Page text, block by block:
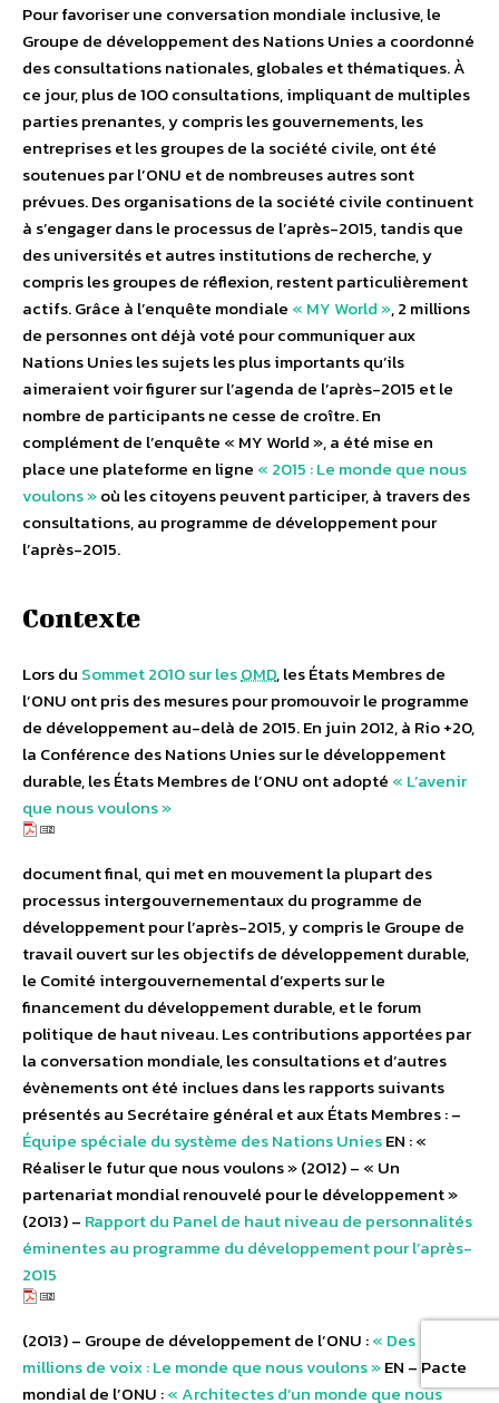
Pour favoriser une conversation mondiale inclusive, le
Groupe de développement des Nations Unies a coordonné
des consultations nationales, globales et thématiques. À
ce jour, plus de 100 consultations, impliquant de multiples
parties prenantes, y compris les gouvernements, les
entreprises et les groupes de la société civile, ont été
soutenues par l’ONU et de nombreuses autres sont
prévues. Des organisations de la société civile continuent
à s’engager dans le processus de l’après-2015, tandis que
des universités et autres institutions de recherche, y
compris les groupes de réflexion, restent particulièrement
actifs. Grâce à l’enquête mondiale « MY World », 2 millions
de personnes ont déjà voté pour communiquer aux
Nations Unies les sujets les plus importants qu’ils
aimeraient voir figurer sur l’agenda de l’après-2015 et le
nombre de participants ne cesse de croître. En
complément de l’enquête « MY World », a été mise en
place une plateforme en ligne « 2015 : Le monde que nous
voulons »où les citoyens peuvent participer, à travers des
consultations, au programme de développement pour
l’après-2015.
Contexte
Lors du Sommet 2010 sur lesOMD, les États Membres de
l’ONU ont pris des mesures pour promouvoir le programme
de développement au-delà de 2015. En juin 2012, à Rio +20,
la Conférence des Nations Unies sur le développement
durable, les États Membres de l’ONU ont adopté « L’avenir
que nous voulons »
document final, qui met en mouvement la plupart des
processus intergouvernementaux du programme de
développement pour l’après-2015, y compris le Groupe de
travail ouvert sur les objectifs de développement durable,
le Comité intergouvernemental d’experts sur le
financement du développement durable, et le forum
politique de haut niveau. Les contributions apportées par
la conversation mondiale, les consultations et d’autres
évènements ont été inclues dans les rapports suivants
présentés au Secrétaire général et aux États Membres : –
Équipe spéciale du système des Nations UniesEN : «
Réaliser le futur que nous voulons » (2012) – « Un
partenariat mondial renouvelé pour le développement »
(2013) – Rapport du Panel de haut niveau de personnalités
éminentes au programme du développement pour l’après-
2015
(2013) – Groupe de développement de l’ONU :« Des
millions de voix : Le monde que nous voulons »EN – Pacte
mondial de l’ONU :« Architectes d’un monde que nous